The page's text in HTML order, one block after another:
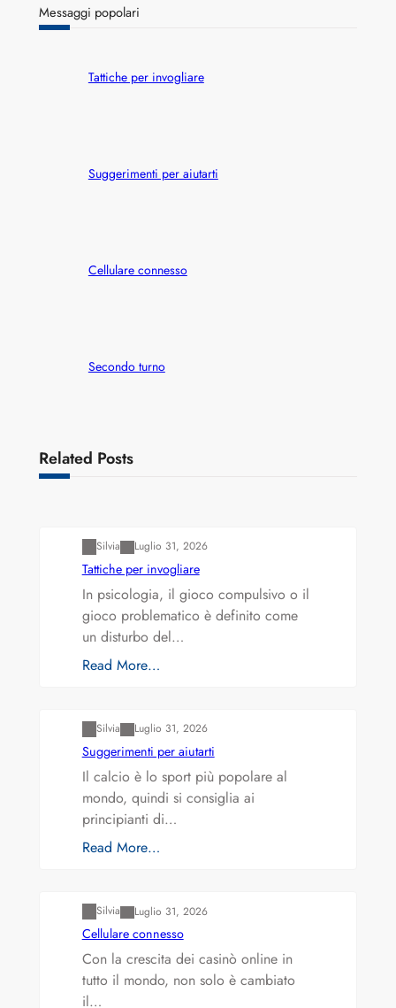
r
c
Messaggi popolari
Tattiche per invogliare
Suggerimenti per aiutarti
Cellulare connesso
Secondo turno
Related Posts
Silvia Luglio 31, 2026
Tattiche per invogliare
In psicologia, il gioco compulsivo o il
gioco problematico è definito come
un disturbo del…
Read More…
Silvia Luglio 31, 2026
Suggerimenti per aiutarti
Il calcio è lo sport più popolare al
mondo, quindi si consiglia ai
principianti di…
Read More…
Silvia Luglio 31, 2026
Cellulare connesso
Con la crescita dei casinò online in
tutto il mondo, non solo è cambiato
il…